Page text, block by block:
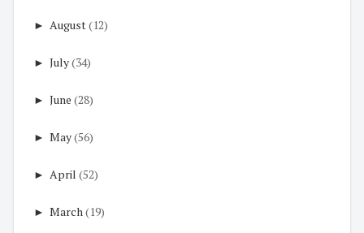
► August(12)
► July(34)
► June (28)
► May(56)
► April (52)
► March(19)